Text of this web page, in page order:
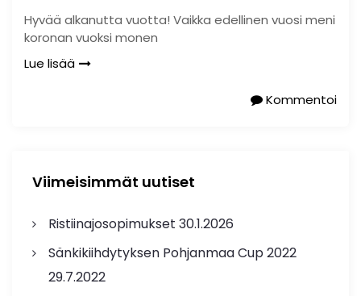
Hyvää alkanutta vuotta! Vaikka edellinen vuosi meni
koronan vuoksi monen
Lue lisää
Kommentoi
Viimeisimmät uutiset
Ristiinajosopimukset 30.1.2026
Sänkikiihdytyksen Pohjanmaa Cup 2022
29.7.2022